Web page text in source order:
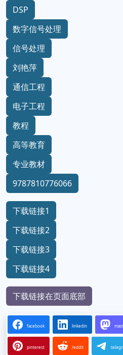
DSP
数字信号处理
信号处理
刘艳萍
通信工程
电子工程
教程
高等教育
专业教材
9787810776066
下载链接1
下载链接2
下载链接3
下载链接4
下载链接在页面底部
facebook linkedin
pinterest reddit